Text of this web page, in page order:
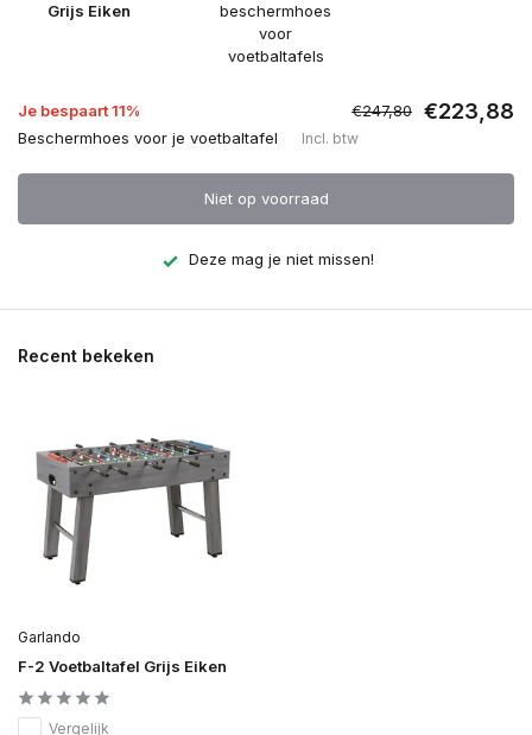
Grijs Eiken
beschermhoes
voor
voetbaltafels
Je bespaart 11% €247,80 €223,88
Beschermhoes voor je voetbaltafel Incl. btw
Niet op voorraad
Deze mag je niet missen!
Recent bekeken
Garlando
F-2 Voetbaltafel Grijs Eiken
Vergelijk